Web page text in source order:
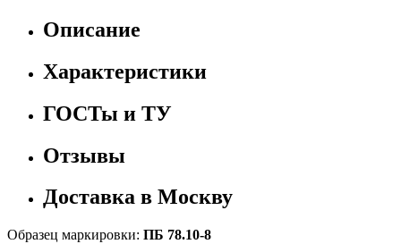
Описание
Характеристики
ГОСТы и ТУ
Отзывы
Доставка в Москву
Образец маркировки: ПБ 78.10-8